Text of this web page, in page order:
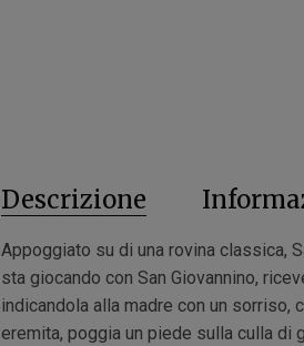
Descrizione
Appoggiato su di una rovina classica,
sta giocando con San Giovannino,
indicandola alla madre con un
eremita, poggia un piede sulla culla